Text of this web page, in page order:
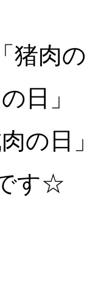
猪肉
日」
の日
す☆